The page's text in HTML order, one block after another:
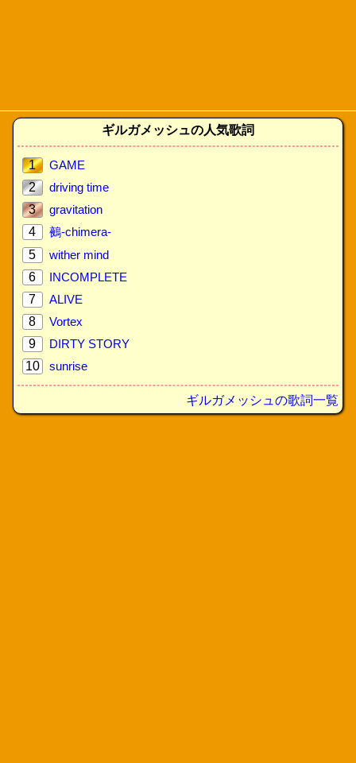
ギルガメッシュの人気歌詞
1
GAME
2
driving time
3
gravitation
4
鵺-chimera-
5
wither mind
6
INCOMPLETE
7
ALIVE
8
Vortex
9
DIRTY STORY
10
sunrise
ギルガメッシュの歌詞一覧